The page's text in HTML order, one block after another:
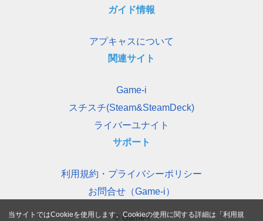
ガイド情報
アプキャスについて
関連サイト
Game-i
スチスチ(Steam&SteamDeck)
ライバーユナイト
サポート
利用規約・プライバシーポリシー
お問合せ（Game-i）
© Game-i
当サイトではCookieを使用します。Cookieの使用に関する詳細は「利用規